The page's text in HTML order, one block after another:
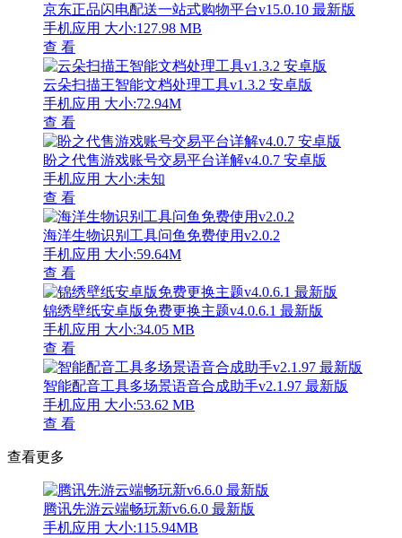
京东正品闪电配送一站式购物平台v15.0.10 最新版
手机应用 大小:127.98 MB
查 看
云朵扫描王智能文档处理工具v1.3.2 安卓版
手机应用 大小:72.94M
查 看
盼之代售游戏账号交易平台详解v4.0.7 安卓版
手机应用 大小:未知
查 看
海洋生物识别工具问鱼免费使用v2.0.2
手机应用 大小:59.64M
查 看
锦绣壁纸安卓版免费更换主题v4.0.6.1 最新版
手机应用 大小:34.05 MB
查 看
智能配音工具多场景语音合成助手v2.1.97 最新版
手机应用 大小:53.62 MB
查 看
查看更多
腾讯先游云端畅玩新v6.6.0 最新版
手机应用 大小:115.94MB